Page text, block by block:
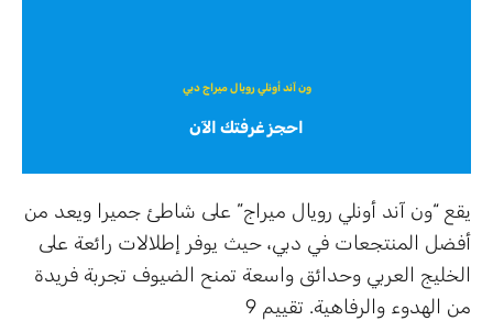
ون آند أونلي رويال ميراج دبي
احجز غرفتك الآن
يقع “ون آند أونلي رويال ميراج” على شاطئ جميرا ويعد من
أفضل المنتجعات في دبي، حيث يوفر إطلالات رائعة على
الخليج العربي وحدائق واسعة تمنح الضيوف تجربة فريدة
من الهدوء والرفاهية. تقييم 9